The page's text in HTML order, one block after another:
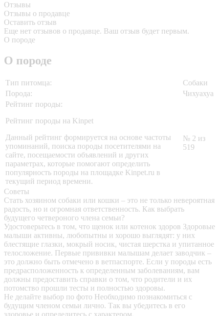
Отзывы
Отзывы о продавце
Оставить отзыв
Еще нет отзывов о продавце. Ваш отзыв будет первым.
О породе
О породе
Тип питомца:
Собаки
Порода:
Чихуахуа
Рейтинг породы:
Рейтинг породы на Kinpet
Данный рейтинг формируется на основе частоты
упоминаний, поиска породы посетителями на
сайте, посещаемости объявлений и других
параметрах, которые помогают определить
популярность породы на площадке Kinpet.ru в
текущий период времени.
№ 2 из
519
Советы
Стать хозяином собаки или кошки – это не только невероятная
радость, но и огромная ответственность. Как выбрать
будущего четвероного члена семьи?
Удостоверьтесь в том, что щенок или котенок здоров Здоровые
малыши активны, любопытны и хорошо выглядят: у них
блестящие глазки, мокрый носик, чистая шерстка и упитанное
телосложение. Первые прививки малышам делает заводчик –
это должно быть отмечено в ветпаспорте. Если у породы есть
предрасположенность к определенным заболеваниям, вам
должны предоставить справки о том, что родители и их
потомство прошли тесты и полностью здоровы.
Не делайте выбор по фото Необходимо познакомиться с
будущим членом семьи лично. Так вы убедитесь в его